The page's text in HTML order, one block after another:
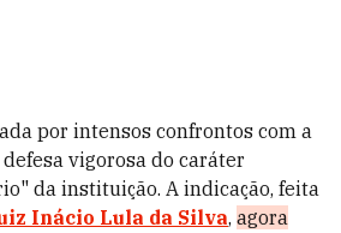
por intensos confrontos com a
vigorosa do caráter
da instituição. A indicação, feita
Inácio Lula da Silva, agora